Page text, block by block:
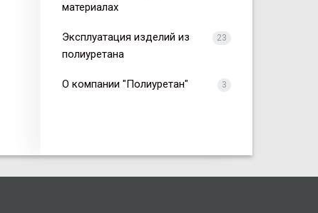
материалах
Эксплуатация изделий из
полиуретана
23
О компании "Полиуретан" 3